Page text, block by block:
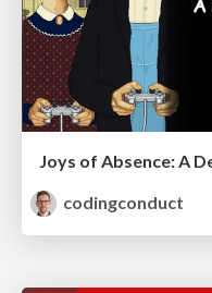
Joys of Absence: A
codingconduct